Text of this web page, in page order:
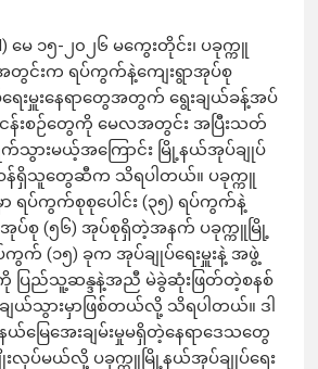
မေ ၁၅-၂၀၂၆ မကွေးတိုင်း၊ ပခုက္ကူ
တွင်းက ရပ်ကွက်နဲ့ကျေးရွာအုပ်စု
ေးမှူးနေရာ​တွေအတွက် ရွေးချယ်ခန့်အပ်
န်းစဉ်​တွေကို မေလအတွင်း အပြီးသတ်
သွားမယ့်အ​ကြောင်း မြို့နယ်အုပ်ချုပ်
ဝန်ရှိသူ​တွေဆီက သိရပါတယ်။ ပခုက္ကူ
ရပ်ကွက်စုစုပေါင်း (၃၅) ရပ်ကွက်နဲ့
အုပ်စု (၅၆) အုပ်စုရှိတဲ့အနက် ပခုက္ကူမြို့
ပ်ကွက် (၁၅) ခုက အုပ်ချုပ်ရေးမှူးနဲ့ အဖွဲ့
ပြည်သူ့ဆန္ဒနဲ့အညီ မဲခွဲဆုံးဖြတ်တဲ့စနစ်
းချယ်သွားမှာဖြစ်တယ်လို့ သိရပါတယ်။ ဒါ
ယ်မြေအေးချမ်းမှုမရှိတဲ့နေရာဒေသ​တွေ
လုပ်မယ်လို့ ပခုက္ကူမြို့နယ်အုပ်ချုပ်ရေး